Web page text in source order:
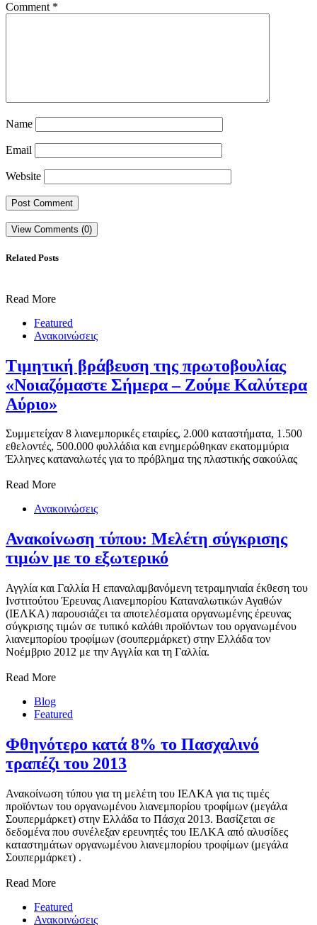
Comment *
Name
Email
Website
View Comments (0)
Related Posts
Read More
Featured
Ανακοινώσεις
Τιμητική βράβευση της πρωτοβουλίας
«Νοιαζόμαστε Σήμερα – Ζούμε Καλύτερα
Αύριο»
Συμμετείχαν 8 λιανεμπορικές εταιρίες, 2.000 καταστήματα, 1.500
εθελοντές, 500.000 φυλλάδια και ενημερώθηκαν εκατομμύρια
Έλληνες καταναλωτές για το πρόβλημα της πλαστικής σακούλας
Read More
Ανακοινώσεις
Ανακοίνωση τύπου: Μελέτη σύγκρισης
Αγγλία και Γαλλία Η επαναλαμβανόμενη τετραμηνιαία έκθεση του
Ινστιτούτου Έρευνας Λιανεμπορίου Καταναλωτικών Αγαθών
(ΙΕΛΚΑ) παρουσιάζει τα αποτελέσματα οργανωμένης έρευνας
σύγκρισης τιμών σε τυπικό καλάθι προϊόντων του οργανωμένου
λιανεμπορίου τροφίμων (σουπερμάρκετ) στην Ελλάδα τον
Νοέμβριο 2012 με την Αγγλία και τη Γαλλία.
Read More
Blog
Featured
Φθηνότερο κατά 8% το Πασχαλινό
τραπέζι του 2013
Ανακοίνωση τύπου για τη μελέτη του ΙΕΛΚΑ για τις τιμές
προϊόντων του οργανωμένου λιανεμπορίου τροφίμων (μεγάλα
Σουπερμάρκετ) στην Ελλάδα το Πάσχα 2013. Βασίζεται σε
δεδομένα που συνέλεξαν ερευνητές του ΙΕΛΚΑ από αλυσίδες
καταστημάτων οργανωμένου λιανεμπορίου τροφίμων (μεγάλα
Σουπερμάρκετ) .
Read More
Featured
Ανακοινώσεις